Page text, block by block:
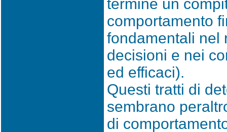
termine un
comportamento
fondamentali nel
decisioni e nei
ed efficaci).
Questi tratti di
sembrano
di